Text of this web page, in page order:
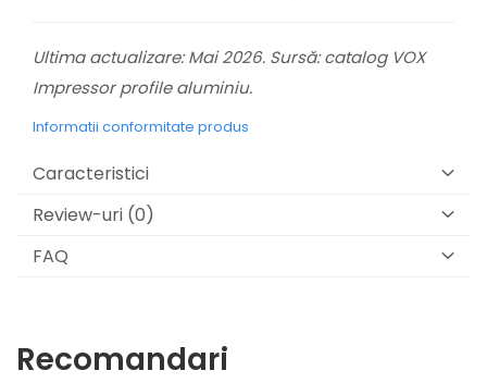
Ultima actualizare: Mai 2026. Sursă: catalog VOX
Impressor profile aluminiu.
Informatii conformitate produs
Caracteristici
Review-uri (0)
FAQ
Recomandari